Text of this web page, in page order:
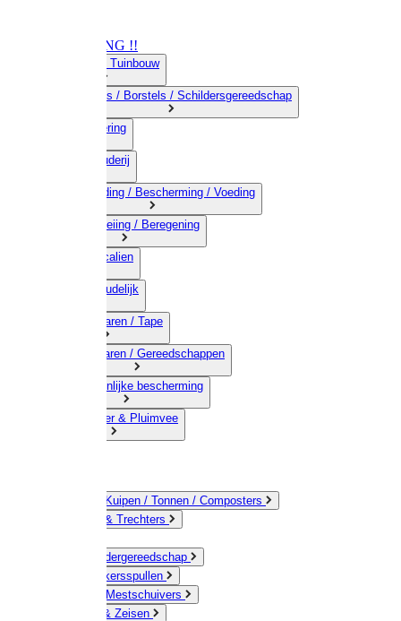
OPRUIMING !!
01) Land-& Tuinbouw
02) Bezems / Borstels / Schildersgereedschap
03) Afrastering
04) Veehouderij
05) Bestrijding / Bescherming / Voeding
06) Besproeiing / Beregening
07) Chemicalien
08) Huishoudelijk
09) Touwwaren / Tape
10) IJzerwaren / Gereedschappen
11) Persoonlijke bescherming
12) Kleindier & Pluimvee
Emmers / Kuipen / Tonnen / Composters
Jerrycans & Trechters
Hand-/ Kindergereedschap
Stratenmakersspullen
Sneeuw- / Mestschuivers
Baggeren & Zeisen